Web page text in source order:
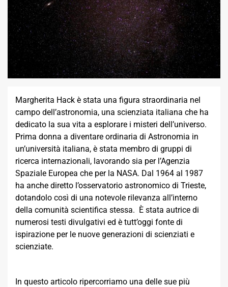
Margherita Hack è stata una figura straordinaria nel
campo dell’astronomia, una scienziata italiana che ha
dedicato la sua vita a esplorare i misteri dell’universo.
Prima donna a diventare ordinaria di Astronomia in
un’università italiana, è stata membro di gruppi di
ricerca internazionali, lavorando sia per l’Agenzia
Spaziale Europea che per la NASA. Dal 1964 al 1987
ha anche diretto l’osservatorio astronomico di Trieste,
dotandolo così di una notevole rilevanza all’interno
della comunità scientifica stessa. È stata autrice di
numerosi testi divulgativi ed è tutt’oggi fonte di
ispirazione per le nuove generazioni di scienziati e
scienziate.
In questo articolo ripercorriamo una delle sue più